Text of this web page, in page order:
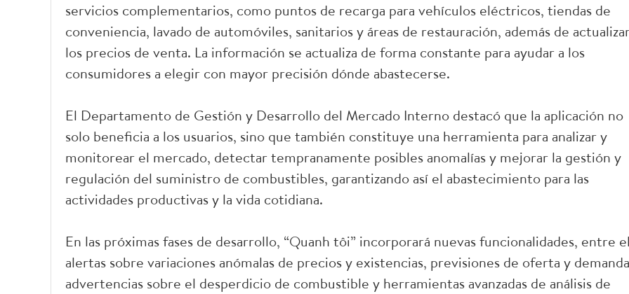
servicios complementarios, como puntos de recarga para vehículos eléctricos, tiendas de
conveniencia, lavado de automóviles, sanitarios y áreas de restauración, además de
los precios de venta. La información se actualiza de forma constante para ayudar a los
consumidores a elegir con mayor precisión dónde abastecerse.
El Departamento de Gestión y Desarrollo del Mercado Interno destacó que la aplicación no
solo beneficia a los usuarios, sino que también constituye una herramienta para analizar y
monitorear el mercado, detectar tempranamente posibles anomalías y mejorar la gestión y
regulación del suministro de combustibles, garantizando así el abastecimiento para las
actividades productivas y la vida cotidiana.
En las próximas fases de desarrollo, “Quanh tôi” incorporará nuevas funcionalidades, entre
alertas sobre variaciones anómalas de precios y existencias, previsiones de oferta y
advertencias sobre el desperdicio de combustible y herramientas avanzadas de análisis de